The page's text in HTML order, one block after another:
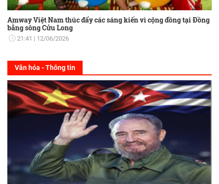
Amway Việt Nam thúc đẩy các sáng kiến vì cộng đồng tại Đồng
bằng sông Cửu Long
21:41 12/06/2026
Văn hóa - Thông tin